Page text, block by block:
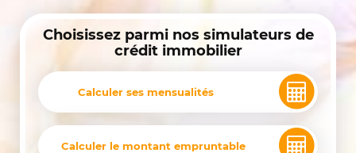
Choisissez parmi nos simulateurs de
crédit immobilier
Calculer ses mensualités
Calculer le montant empruntable